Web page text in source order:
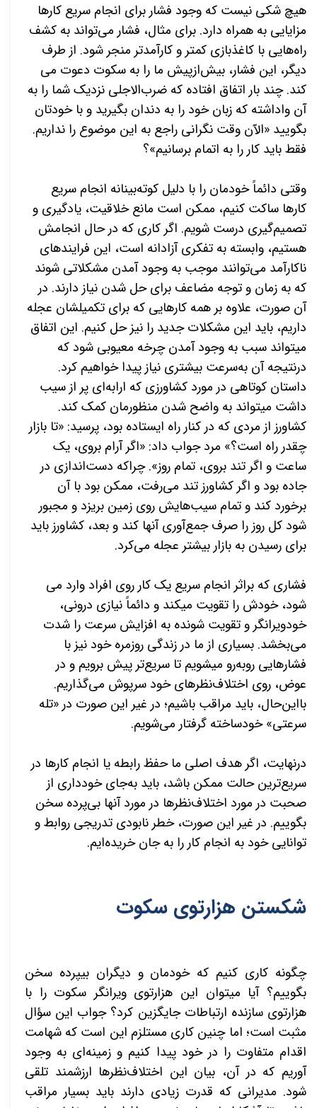
هیچ شکی نیست که وجود فشار برای انجام سریع کارها
مزایایی به همراه دارد. برای مثال، فشار می‌­تواند به کشف
راه­‌هایی با کاغذبازی کمتر و کارآمدتر منجر شود. از طرف
دیگر، این فشار، بیش‌ازپیش ما را به سکوت دعوت می­‌
کند. چند بار اتفاق افتاده که ضرب‌­الاجلی نزدیک شما را به
آن واداشته که زبان خود را به دندان بگیرید و با خودتان
بگویید «الآن وقت نگرانی راجع به این موضوع را نداریم.
فقط باید کار را به اتمام برسانیم»؟
وقتی دائماً خودمان را با دلیل کوته‌­بینانه انجام سریع
کارها ساکت کنیم، ممکن است مانع خلاقیت، یادگیری و
تصمیم‌­گیری درست شویم. اگر کاری که در حال انجامش
هستیم، وابسته به تفکری آزادانه­ است، این فرایندهای
ناکارآمد می‌­توانند موجب به وجود آمدن مشکلاتی شوند
که به زمان و توجه مضاعف برای حل شدن نیاز دارند. در
آن صورت، علاوه بر همه کارهایی که برای تکمیلشان عجله
داریم، باید این مشکلات جدید را نیز حل کنیم. این اتفاق
می­تواند سبب به وجود آمدن چرخه معیوبی شود که
درنتیجه آن به‌سرعت بیشتری نیاز پیدا خواهیم کرد.
داستان کوتاهی در مورد کشاورزی که ارابه‌­ای پر از سیب
داشت می­تواند به واضح شدن منظورمان کمک کند.
کشاورز از مردی که در کنار راه ایستاده بود، پرسید: «تا بازار
چقدر راه است؟» مرد جواب داد: «اگر آرام بروی، یک
ساعت و اگر تند بروی، تمام روز». چراکه دست­‌اندازی در
جاده بود و اگر کشاورز تند می‌­رفت، ممکن بود با آن
برخورد کند و تمام سیب­‌هایش روی زمین بریزد و مجبور
شود کل روز را صرف جمع‌­آوری آن­ها کند و بعد، کشاورز باید
برای رسیدن به بازار بیشتر عجله می­‌کرد.
فشاری که براثر انجام سریع یک کار روی افراد وارد می­‌
شود، خودش را تقویت می­کند و دائماً نیازی درونی،
خودویرانگر و تقویت شونده به افزایش سرعت را شدت
می­‌بخشد. بسیاری از ما در زندگی روزمره خود نیز با
فشارهایی روبه­‌رو می­شویم تا سریع‌­تر پیش برویم و در
عوض، روی اختلاف­‌نظرهای خود سرپوش می‌گذاریم.
بااین‌حال، باید مراقب باشیم؛ در غیر این صورت در «تله
سرعتی» خودساخته گرفتار می­‌شویم.
درنهایت، اگر هدف اصلی ما حفظ رابطه یا انجام کارها در
سریع­‌ترین حالت ممکن باشد، باید به‌جای خودداری از
صحبت در مورد اختلاف­‌نظرها در مورد آن­ها بی­‌پرده سخن
بگوییم. در غیر این صورت، خطر نابودی تدریجی روابط و
توانایی خود به انجام کار را به جان خریده‌­ایم.
شکستن هزارتوی سکوت
چگونه کاری کنیم که خودمان و دیگران بی­پرده سخن
بگوییم؟ آیا می­توان این هزارتوی ویرانگر سکوت را با
هزارتوی سازنده ارتباطات جایگزین کرد؟ جواب این سؤال
مثبت است؛ اما چنین کاری مستلزم این است که شهامت
اقدام متفاوت را در خود پیدا کنیم و زمینه‌­ای به وجود
آوریم که در آن، بیان این اختلاف­‌نظرها ارزشمند تلقی
شود. مدیرانی که قدرت زیادی دارند باید بسیار مراقب